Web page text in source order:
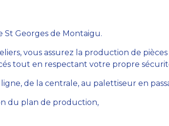
Georges de Montaigu.
vous assurez la production de
tout en respectant votre propre
de la centrale, au palettiseur en
du plan de production,